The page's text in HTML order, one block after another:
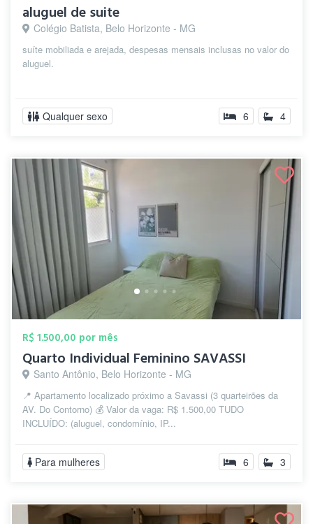
aluguel de suite
Colégio Batista, Belo Horizonte - MG
suíte mobiliada e arejada, despesas mensais inclusas no valor do
aluguel.
Qualquer sexo 6 4
R$ 1.500,00 por mês
Quarto Individual Feminino SAVASSI
Santo Antônio, Belo Horizonte - MG
📍 Apartamento localizado próximo a Savassi (3 quarteirões da
AV. Do Contorno) 💰 Valor da vaga: R$ 1.500,00 TUDO
INCLUÍDO: (aluguel, condomínio, IP...
Para mulheres 6 3